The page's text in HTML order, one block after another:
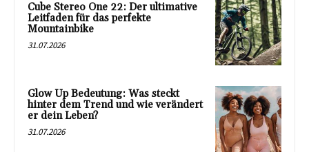
Cube Stereo One 22: Der ultimative
Leitfaden für das perfekte
Mountainbike
31.07.2026
Glow Up Bedeutung: Was steckt
hinter dem Trend und wie verändert
er dein Leben?
31.07.2026